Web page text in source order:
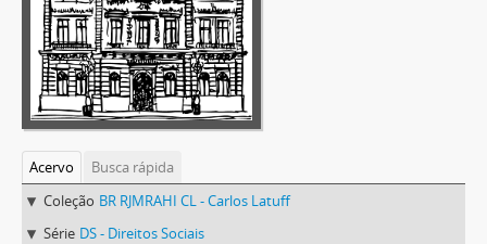
Acervo
Busca rápida
Coleção BR RJMRAHI CL - Carlos Latuff
Série DS - Direitos Sociais